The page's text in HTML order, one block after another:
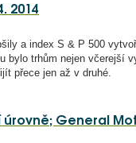
2014
a index S & P 500
bylo trhům nejen včerejší
přece jen až v druhé.
úrovně; General